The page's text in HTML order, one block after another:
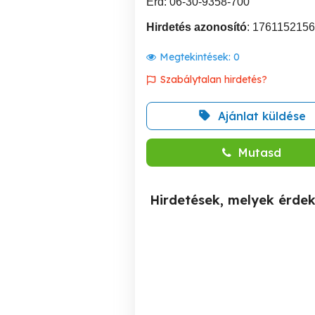
Hirdetés azonosító: 1761152156
Megtekintések: 0
Szabálytalan hirdetés?
Ajánlat küldése
Mutasd
Hirdetések, melyek